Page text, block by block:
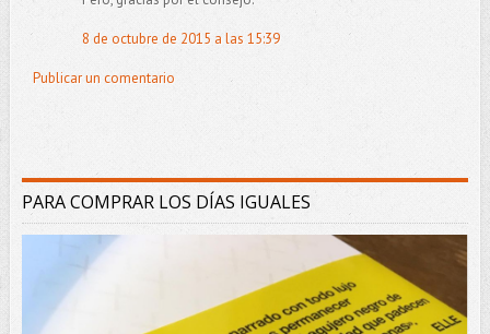
8 de octubre de 2015 a las 15:39
Publicar un comentario
PARA COMPRAR LOS DÍAS IGUALES